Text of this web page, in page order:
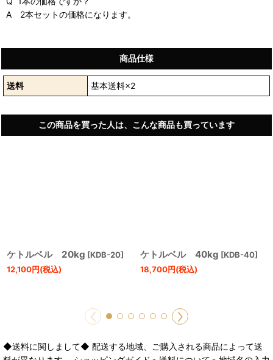
A 2本セットの価格になります。
商品仕様
送料 基本送料×2
この商品を買った人は、こんな商品も買っています
ケトルベル 20kg [KDB-20]
12,100円(税込)
ケトルベル 40kg [KDB-40]
18,700円(税込)
◆送料に関しまして◆ 配送する地域、ご購入される商品によって送